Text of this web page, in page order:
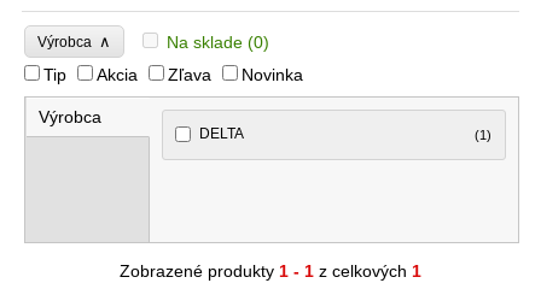
Výrobca ∧ Na sklade (0)
Tip
Akcia Zľava Novinka
Výrobca
DELTA (1)
Zobrazené produkty 1 - 1 z celkových 1